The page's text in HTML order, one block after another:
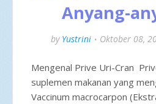
Anyang-
by Yustrini Oktober 08,
Mengenal Prive Uri-Cran
suplemen makanan yang
Vaccinum macrocarpon